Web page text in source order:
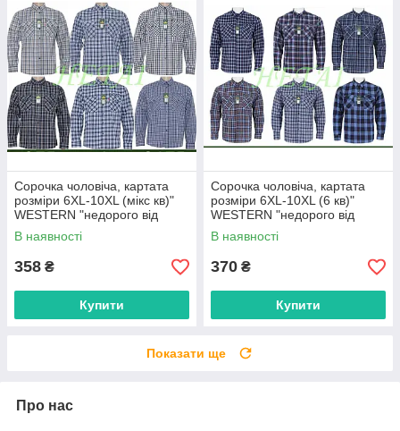
Сорочка чоловіча, картата
розміри 6XL-10XL (мікс кв)"
WESTERN "недорого від
прямого постачальника
В наявності
358 ₴
Купити
Сорочка чоловіча, картата
розміри 6XL-10XL (6 кв)"
WESTERN "недорого від
прямого постачальника
В наявності
370 ₴
Купити
Показати ще
Про нас